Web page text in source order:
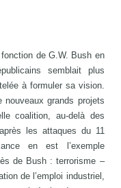
de G.W. Bush en
semblait plus
à formuler sa vision.
nouveaux grands projets
coalition, au-delà des
les attaques du 11
en est l’exemple
de Bush : terrorisme –
de l’emploi industriel,